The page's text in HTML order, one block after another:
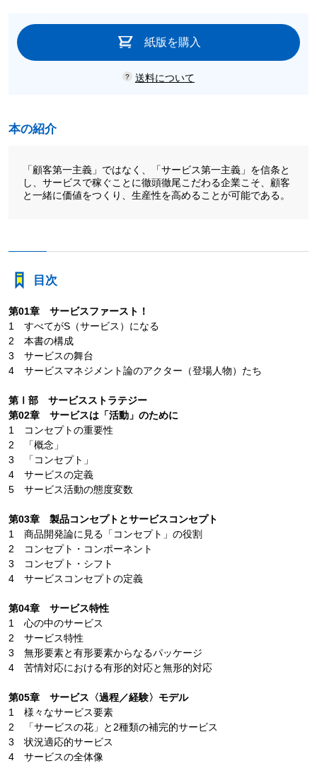
紙版を購入
送料について
本の紹介
「顧客第一主義」ではなく、「サービス第一主義」を信条と
し、サービスで稼ぐことに徹頭徹尾こだわる企業こそ、顧客
と一緒に価値をつくり、生産性を高めることが可能である。
目次
第01章 サービスファースト！
1 すべてがS（サービス）になる
2 本書の構成
3 サービスの舞台
4 サービスマネジメント論のアクター（登場人物）たち
第Ⅰ部 サービスストラテジー
第02章 サービスは「活動」のために
1 コンセプトの重要性
2 「概念」
3 「コンセプト」
4 サービスの定義
5 サービス活動の態度変数
第03章 製品コンセプトとサービスコンセプト
1 商品開発論に見る「コンセプト」の役割
2 コンセプト・コンポーネント
3 コンセプト・シフト
4 サービスコンセプトの定義
第04章 サービス特性
1 心の中のサービス
2 サービス特性
3 無形要素と有形要素からなるパッケージ
4 苦情対応における有形的対応と無形的対応
第05章 サービス〈過程／経験〉モデル
1 様々なサービス要素
2 「サービスの花」と2種類の補完的サービス
3 状況適応的サービス
4 サービスの全体像